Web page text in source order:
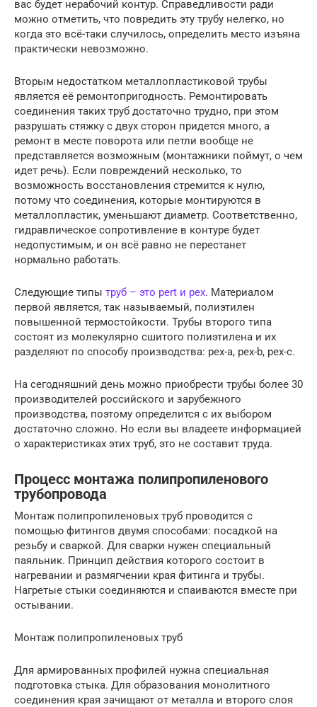
вас будет нерабочий контур. Справедливости ради
можно отметить, что повредить эту трубу нелегко, но
когда это всё-таки случилось, определить место изъяна
практически невозможно.
Вторым недостатком металлопластиковой трубы
является её ремонтопригодность. Ремонтировать
соединения таких труб достаточно трудно, при этом
разрушать стяжку с двух сторон придется много, а
ремонт в месте поворота или петли вообще не
представляется возможным (монтажники поймут, о чем
идет речь). Если повреждений несколько, то
возможность восстановления стремится к нулю,
потому что соединения, которые монтируются в
металлопластик, уменьшают диаметр. Соответственно,
гидравлическое сопротивление в контуре будет
недопустимым, и он всё равно не перестанет
нормально работать.
Следующие типы труб – это pert и pex. Материалом
первой является, так называемый, полиэтилен
повышенной термостойкости. Трубы второго типа
состоят из молекулярно сшитого полиэтилена и их
разделяют по способу производства: pex-а, pex-b, pex-с.
На сегодняшний день можно приобрести трубы более 30
производителей российского и зарубежного
производства, поэтому определится с их выбором
достаточно сложно. Но если вы владеете информацией
о характеристиках этих труб, это не составит труда.
Процесс монтажа полипропиленового
трубопровода
Монтаж полипропиленовых труб проводится с
помощью фитингов двумя способами: посадкой на
резьбу и сваркой. Для сварки нужен специальный
паяльник. Принцип действия которого состоит в
нагревании и размягчении края фитинга и трубы.
Нагретые стыки соединяются и спаиваются вместе при
остывании.
Монтаж полипропиленовых труб
Для армированных профилей нужна специальная
подготовка стыка. Для образования монолитного
соединения края зачищают от металла и второго слоя